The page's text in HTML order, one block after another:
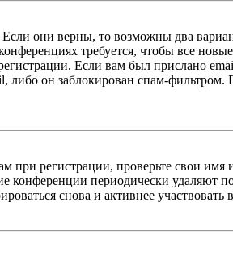
Если они верны, то возможны два
требуется, чтобы все
Если вам был прислано
он заблокирован спам-
при регистрации, проверьте свои
периодически удаляют
снова и активнее участвовать